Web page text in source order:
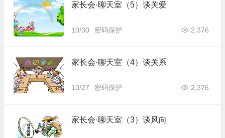
家长会·聊天室（5）谈关爱
10/30 2,376
密码保护
家长会·聊天室（4）谈关系
10/27 2,376
密码保护
家长会·聊天室（3）谈风向